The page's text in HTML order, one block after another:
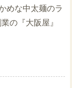
めな中太麺のラ
の『大阪屋』